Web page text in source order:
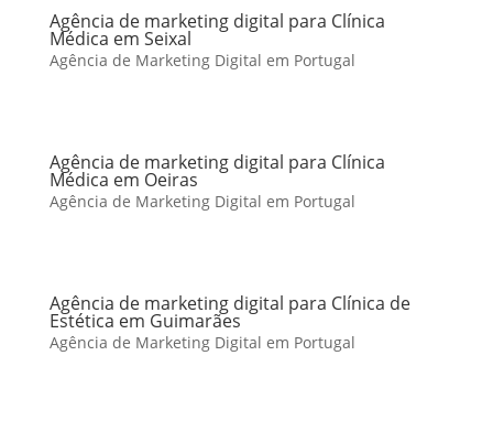
Agência de marketing digital para Clínica
Médica em Seixal
Agência de Marketing Digital em Portugal
Agência de marketing digital para Clínica
Médica em Oeiras
Agência de Marketing Digital em Portugal
Agência de marketing digital para Clínica de
Estética em Guimarães
Agência de Marketing Digital em Portugal